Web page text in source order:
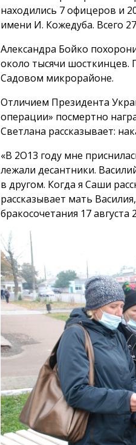
находились 7 офицеров и
имени И. Кожедуба. Всего
Александра Бойко
около тысячи шосткинцев.
Садовом микрорайоне.
Отличием Президента
операции» посмертно
Светлана рассказывает:
«В 2О13 году мне
лежали десантники.
в другом. Когда я Саши
рассказывает мать
бракосочетания 17